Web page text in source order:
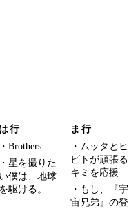
は行
Brothers
星を撮りた
い僕は、地球
を駆ける。
ま行
ムッタとヒ
ビトが頑張る
キミを応援
もし、『宇
宙兄弟』の登